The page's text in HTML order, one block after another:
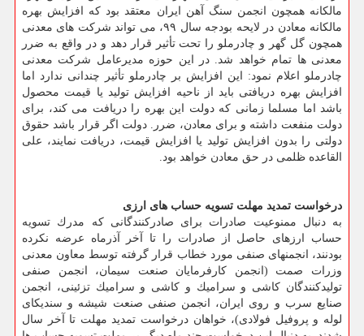
مالكانه همچون انجمن سنگ آهن ایران معتقد بود كه افزایش بهره
مالكانه معادن در لایحه بودجه سال ۹۹، می تواند شركت های معدنی
همچون گل گهر و چادرملو را تحت تأثیر قرار دهد و در واقع به ضرر
معدنی ها تمام خواهد شد. در این حوزه مدیرعامل شركت معدنی
چادرملو اعلام نمود: این افزایش بر چادرملو تأثیر چندانی ندارد اما
افزایش بهره دریافتی باید از ناحیه افزایش تولید یا قیمت محصول
باشد اما مسلما زمانی كه دولت این بهره را دریافت می كند، برای
دولت منفعت داشته و برای معادن، ضرر. دولت اگر قرار باشد حقوق
دولتی را بدون افزایش تولید یا افزایش قیمت، دریافت نمایند، علی
القاعده ظلمی در حق معادن خواهد بود.
درخواست تمدید مهلت تسویه حساب های ارزی
به دنبال ممنوعیت صادرات برای صادركنندگانی كه مدرك تسویه
حساب ارزهای حاصل از صادرات را تا آخر آذرماه عرضه نكرده
بودنند، انجمنهای صنفی مورد خطاب قرار گرفته توسط معاون معدنی
وزرات صمت (انجمن كارفرمایان صنعت سیمان، انجمن صنفی
تولیدكنندگان كاشی و سرامیك و كاشی و سرامیك تزئینی، انجمن
صنایع سرب و روی ایران، انجمن صنفی صنعت شیشه و سندیكای
لوله و پروفیل فولادی)، خواهان درخواست تمدید مهلت تا آخر سال